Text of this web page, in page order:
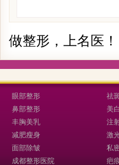
做整形，上名医！
眼部整形
鼻部整形
丰胸美乳
减肥瘦身
面部除皱
成都整形医院
祛
美
注
激
私
疤